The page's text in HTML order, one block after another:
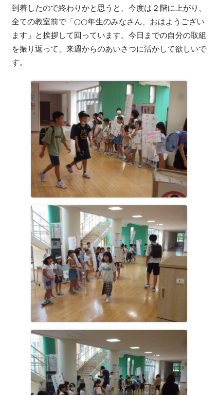
到着したので終わりかと思うと、今度は２階に上がり、
全ての教室前で「○○年生のみなさん、おはようござい
ます」と挨拶して回っています。今日までの自分の取組
を振り返って、来週からのあいさつに活かして欲しいで
す。